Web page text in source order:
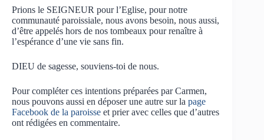
Prions le SEIGNEUR pour l’Eglise, pour notre
communauté paroissiale, nous avons besoin, nous aussi,
d’être appelés hors de nos tombeaux pour renaître à
l’espérance d’une vie sans fin.
DIEU de sagesse, souviens-toi de nous.
Pour compléter ces intentions préparées par Carmen,
nous pouvons aussi en déposer une autre sur la page
Facebook de la paroisse et prier avec celles que d’autres
ont rédigées en commentaire.